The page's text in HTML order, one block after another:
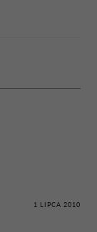
1 LIPCA 2010